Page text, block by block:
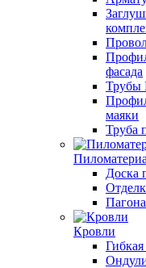
фасада
маяки
Труба
Доска
Кровли